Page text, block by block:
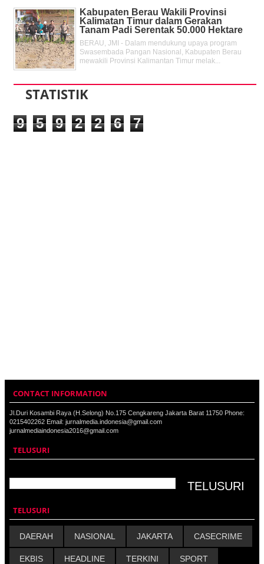
Kabupaten Berau Wakili Provinsi
Kalimatan Timur dalam Gerakan
Tanam Padi Serentak 50.000 Hektare
BERAU, JMI - Dalam mendukung upaya program
Swasembada Pangan Nasional, Kabupaten Berau
mewakili Provinsi Kalimantan Timur melak...
STATISTIK
9 5 9 2 2 6 7
CONTACT INFORMATION
Jl.Duri Kosambi Raya (H.Selong) No.175 Cengkareng Jakarta Barat 11750 Phone:
0215402262 Email: jurnalmedia.indonesia@gmail.com
jurnalmediaindonesia2016@gmail.com
TELUSURI
TELUSURI
DAERAH NASIONAL JAKARTA CASECRIME
EKBIS HEADLINE TERKINI SPORT